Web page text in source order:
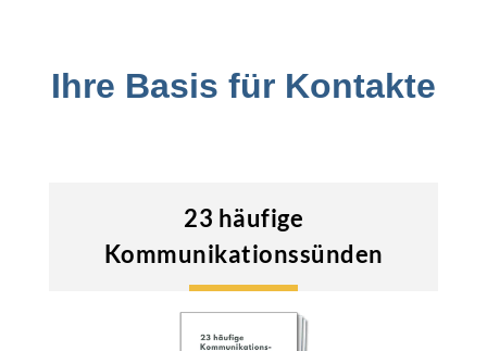
Ihre Basis für Kontakte